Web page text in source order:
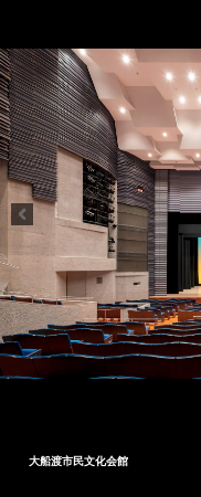
大船渡市民文化会館